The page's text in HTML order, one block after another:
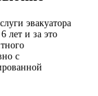
эвакуатора
лет и за это
с